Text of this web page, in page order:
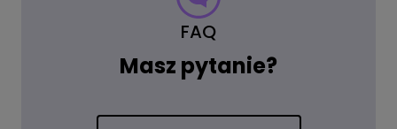
FAQ
Masz pytanie?